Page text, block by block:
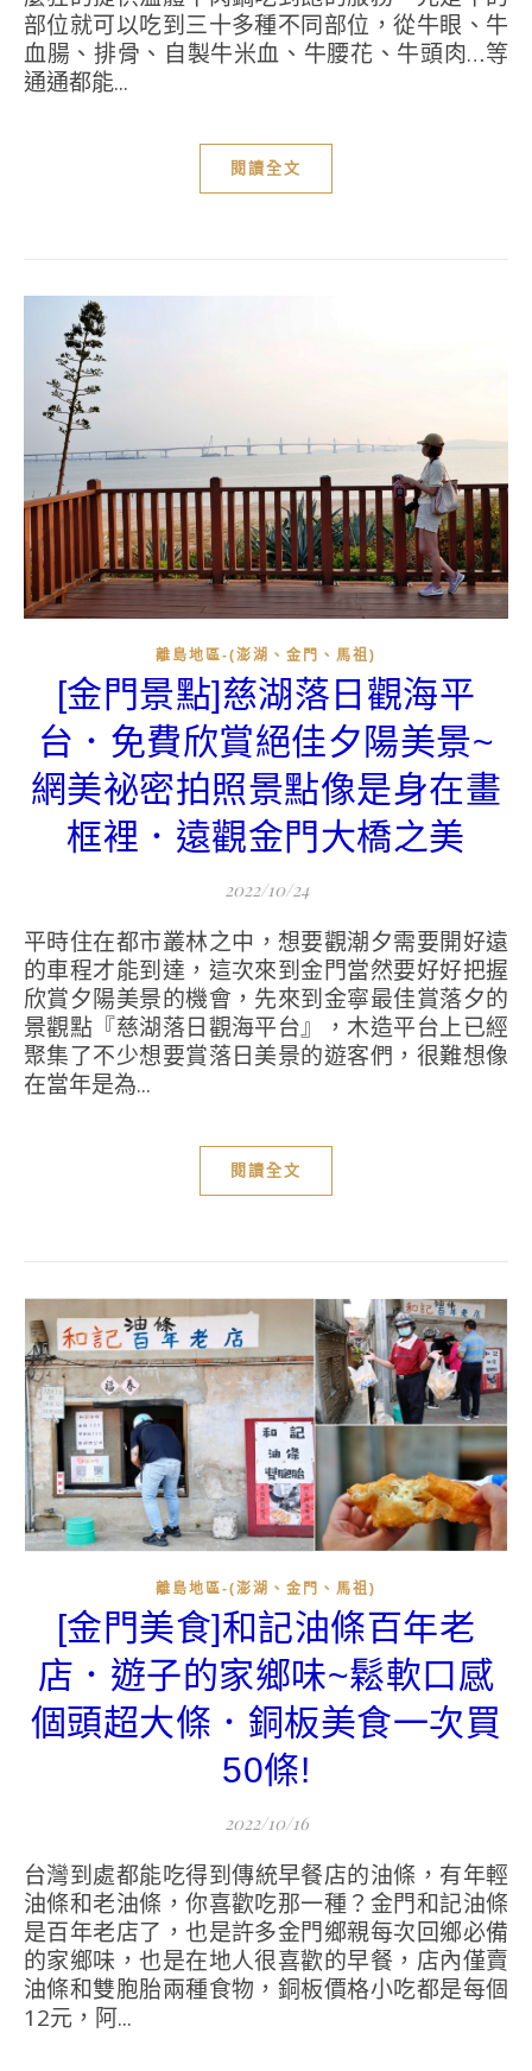
部位就可以吃到三十多種不同部位，從牛眼、牛
血腸、排骨、自製牛米血、牛腰花、牛頭肉…等
通通都能...
閱讀全文
離島地區-(澎湖、金門、馬祖)
[金門景點]慈湖落日觀海平
台．免費欣賞絕佳夕陽美景~
網美祕密拍照景點像是身在畫
框裡．遠觀金門大橋之美
2022/10/24
平時住在都市叢林之中，想要觀潮夕需要開好遠
的車程才能到達，這次來到金門當然要好好把握
欣賞夕陽美景的機會，先來到金寧最佳賞落夕的
景觀點『慈湖落日觀海平台』，木造平台上已經
聚集了不少想要賞落日美景的遊客們，很難想像
在當年是為...
閱讀全文
離島地區-(澎湖、金門、馬祖)
[金門美食]和記油條百年老
店．遊子的家鄉味~鬆軟口感
個頭超大條．銅板美食一次買
50條!
2022/10/16
台灣到處都能吃得到傳統早餐店的油條，有年輕
油條和老油條，你喜歡吃那一種？金門和記油條
是百年老店了，也是許多金門鄉親每次回鄉必備
的家鄉味，也是在地人很喜歡的早餐，店內僅賣
油條和雙胞胎兩種食物，銅板價格小吃都是每個
12元，阿...